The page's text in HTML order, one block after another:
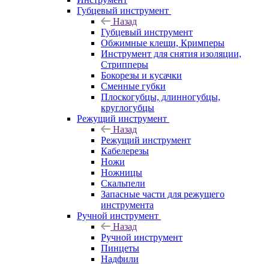
Губцевый инструмент
Назад
Губцевый инструмент
Обжимные клещи, Кримперы
Инструмент для снятия изоляции,
Стрипперы
Бокорезы и кусачки
Сменные губки
Плоскогубцы, длинногубцы,
круглогубцы
Режущий инструмент
Назад
Режущий инструмент
Кабелерезы
Ножи
Ножницы
Скальпели
Запасные части для режущего
инструмента
Ручной инструмент
Назад
Ручной инструмент
Пинцеты
Надфили